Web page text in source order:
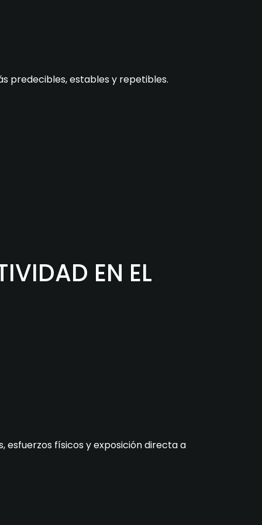
predecibles, estables y repetibles.
EN EL
esfuerzos físicos y exposición directa a